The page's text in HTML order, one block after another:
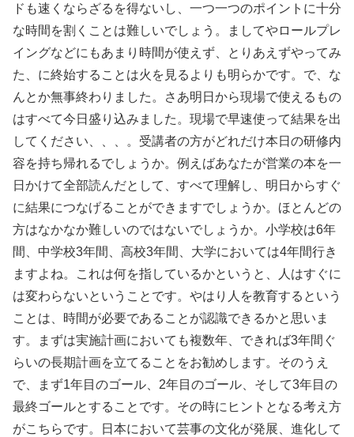
ドも速くならざるを得ないし、一つ一つのポイントに十分
な時間を割くことは難しいでしょう。ましてやロールプレ
イングなどにもあまり時間が使えず、とりあえずやってみ
た、に終始することは火を見るよりも明らかです。で、な
んとか無事終わりました。さあ明日から現場で使えるもの
はすべて今日盛り込みました。現場で早速使って結果を出
してください、、、。受講者の方がどれだけ本日の研修内
容を持ち帰れるでしょうか。例えばあなたが営業の本を一
日かけて全部読んだとして、すべて理解し、明日からすぐ
に結果につなげることができますでしょうか。ほとんどの
方はなかなか難しいのではないでしょうか。小学校は6年
間、中学校3年間、高校3年間、大学においては4年間行き
ますよね。これは何を指しているかというと、人はすぐに
は変わらないということです。やはり人を教育するという
ことは、時間が必要であることが認識できるかと思いま
す。まずは実施計画においても複数年、できれば3年間ぐ
らいの長期計画を立てることをお勧めします。そのうえ
で、まず1年目のゴール、2年目のゴール、そして3年目の
最終ゴールとすることです。その時にヒントとなる考え方
がこちらです。日本において芸事の文化が発展、進化して